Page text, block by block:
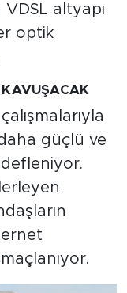
VDSL altyapı
optik
güçlü ve